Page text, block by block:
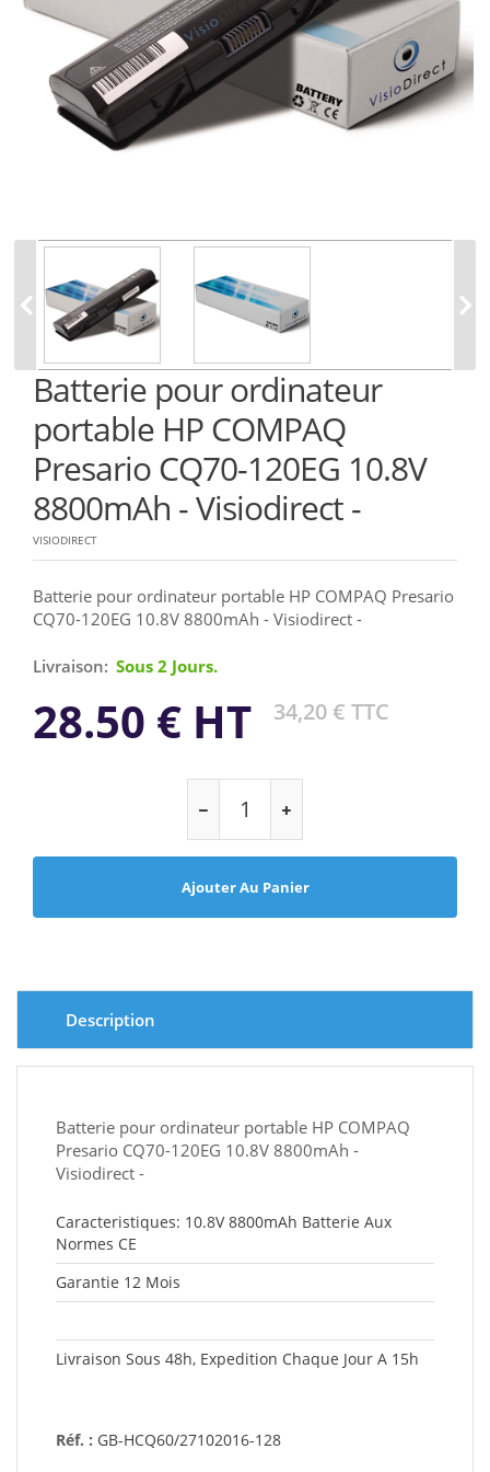
Batterie pour ordinateur
portable HP COMPAQ
Presario CQ70-120EG 10.8V
8800mAh - Visiodirect -
VISIODIRECT
Batterie pour ordinateur portable HP COMPAQ Presario
CQ70-120EG 10.8V 8800mAh - Visiodirect -
Livraison: Sous 2 Jours.
28.50 € HT 34,20 € TTC
Ajouter Au Panier
Description
Batterie pour ordinateur portable HP COMPAQ
Presario CQ70-120EG 10.8V 8800mAh -
Visiodirect -
Caracteristiques: 10.8V 8800mAh Batterie Aux
Normes CE
Garantie 12 Mois
Livraison Sous 48h, Expedition Chaque Jour A 15h
Réf. : GB-HCQ60/27102016-128